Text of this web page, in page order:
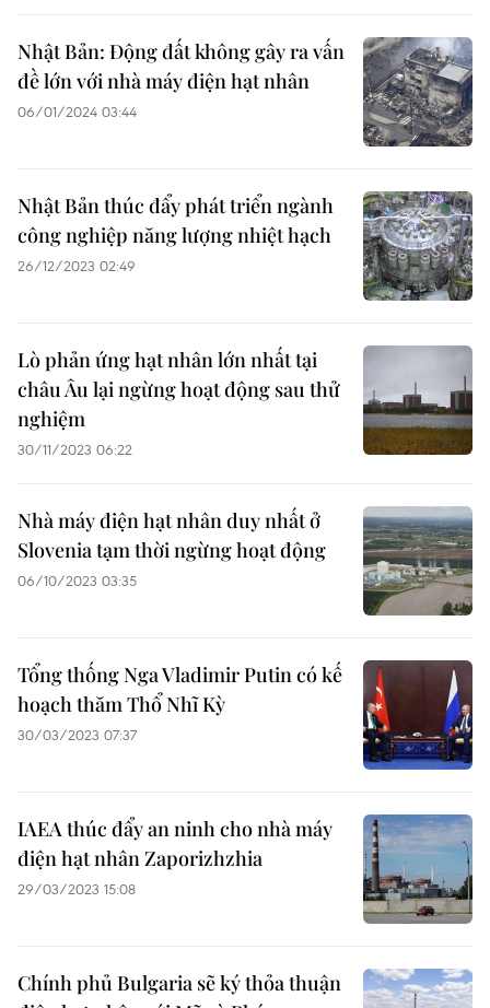
Nhật Bản: Động đất không gây ra vấn
đề lớn với nhà máy điện hạt nhân
06/01/2024 03:44
Nhật Bản thúc đẩy phát triển ngành
công nghiệp năng lượng nhiệt hạch
26/12/2023 02:49
Lò phản ứng hạt nhân lớn nhất tại
châu Âu lại ngừng hoạt động sau thử
nghiệm
30/11/2023 06:22
Nhà máy điện hạt nhân duy nhất ở
Slovenia tạm thời ngừng hoạt động
06/10/2023 03:35
Tổng thống Nga Vladimir Putin có kế
hoạch thăm Thổ Nhĩ Kỳ
30/03/2023 07:37
IAEA thúc đẩy an ninh cho nhà máy
điện hạt nhân Zaporizhzhia
29/03/2023 15:08
Chính phủ Bulgaria sẽ ký thỏa thuận